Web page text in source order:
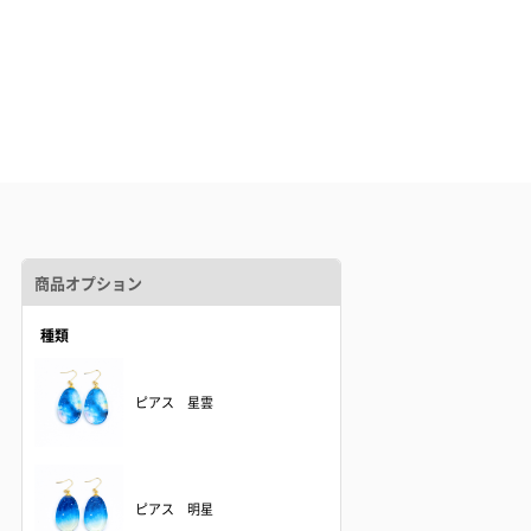
商品オプション
種類
ピアス 星雲
ピアス 明星